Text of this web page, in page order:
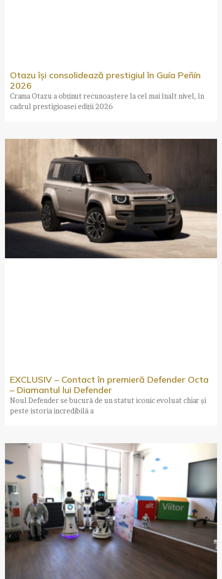
Otazu își consolidează prestigiul în Guía Peñín
2026
Crama Otazu a obținut recunoaștere la cel mai înalt nivel, în
cadrul prestigioasei ediții 2026
EXCLUSIV – Contact în premieră Defender Octa
– Diamantul lui Defender
Noul Defender se bucură de un statut iconic evoluat chiar și
peste istoria incredibilă a